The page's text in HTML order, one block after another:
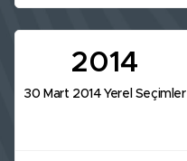
2014
30 Mart 2014 Yerel Seçimler